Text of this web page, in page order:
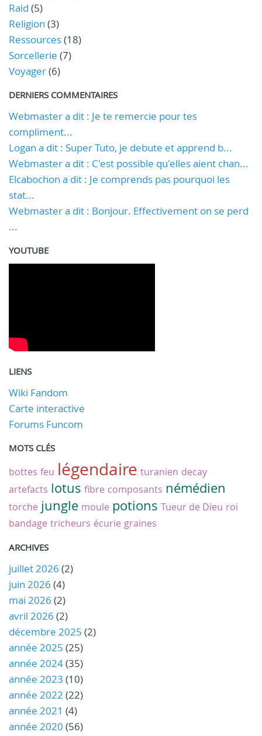
Raid (5)
Religion (3)
Ressources(18)
Sorcellerie (7)
Voyager(6)
DERNIERS COMMENTAIRES
Webmaster a dit : Je te remercie pour tes
compliment...
Logan a dit : Super Tuto, je debute et apprend b...
Webmaster a dit : C'est possible qu'elles aient chan...
Elcabochon a dit : Je comprends pas pourquoi les
stat...
Webmaster a dit : Bonjour. Effectivement on se perd
...
YOUTUBE
LIENS
Wiki Fandom
Carte interactive
Forums Funcom
MOTS CLÉS
bottes feu légendaire turanien decay
artefacts lotus fibre composants némédien
torche jungle moule potions Tueur de Dieu roi
bandage tricheurs écurie graines
ARCHIVES
juillet 2026 (2)
juin 2026 (4)
mai 2026 (2)
avril 2026 (2)
décembre 2025 (2)
année 2025 (25)
année 2024(35)
année 2023 (10)
année 2022 (22)
année 2021 (4)
année 2020 (56)